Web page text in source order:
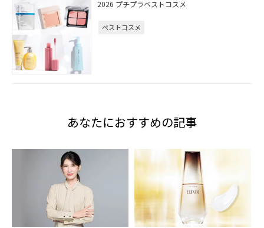
2026 プチプラベストコスメ
ベストコスメ
あなたにおすすめの記事